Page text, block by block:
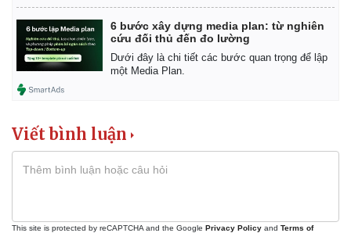
Kinh tế
Thị trường
6 bước xây dựng media plan: từ nghiên
cứu đối thủ đến đo lường
Dưới đây là chi tiết các bước quan trọng để lập
một Media Plan.
Viết bình luận
This site is protected by reCAPTCHA and the Google Privacy Policy and Terms of